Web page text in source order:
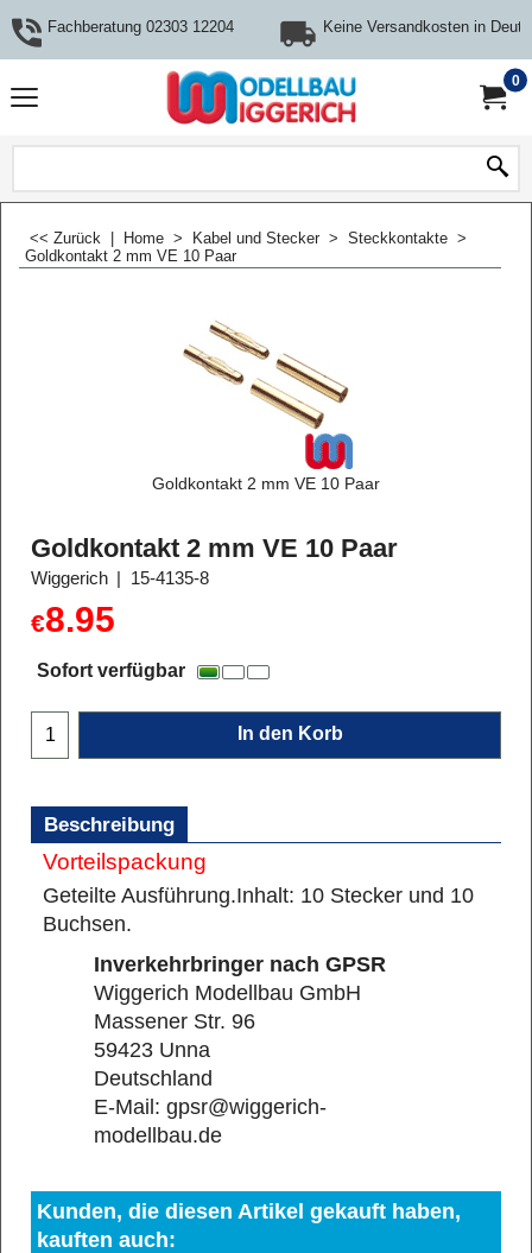
Fachberatung 02303 12204 Keine Versandkosten in
0
<< Zurück Home > Kabel und Stecker > Steckkontakte >
Goldkontakt 2 mm VE 10 Paar
Goldkontakt 2 mm VE 10 Paar
Goldkontakt 2 mm VE 10 Paar
Wiggerich 15-4135-8
€8.95
Sofort verfügbar
In den Korb
Beschreibung
Vorteilspackung
Geteilte Ausführung.Inhalt: 10 Stecker und 10
Buchsen.
Inverkehrbringer nach GPSR
Wiggerich Modellbau GmbH
Massener Str. 96
59423 Unna
Deutschland
E-Mail: gpsr@wiggerich-
modellbau.de
Kunden, die diesen Artikel gekauft haben,
kauften auch: